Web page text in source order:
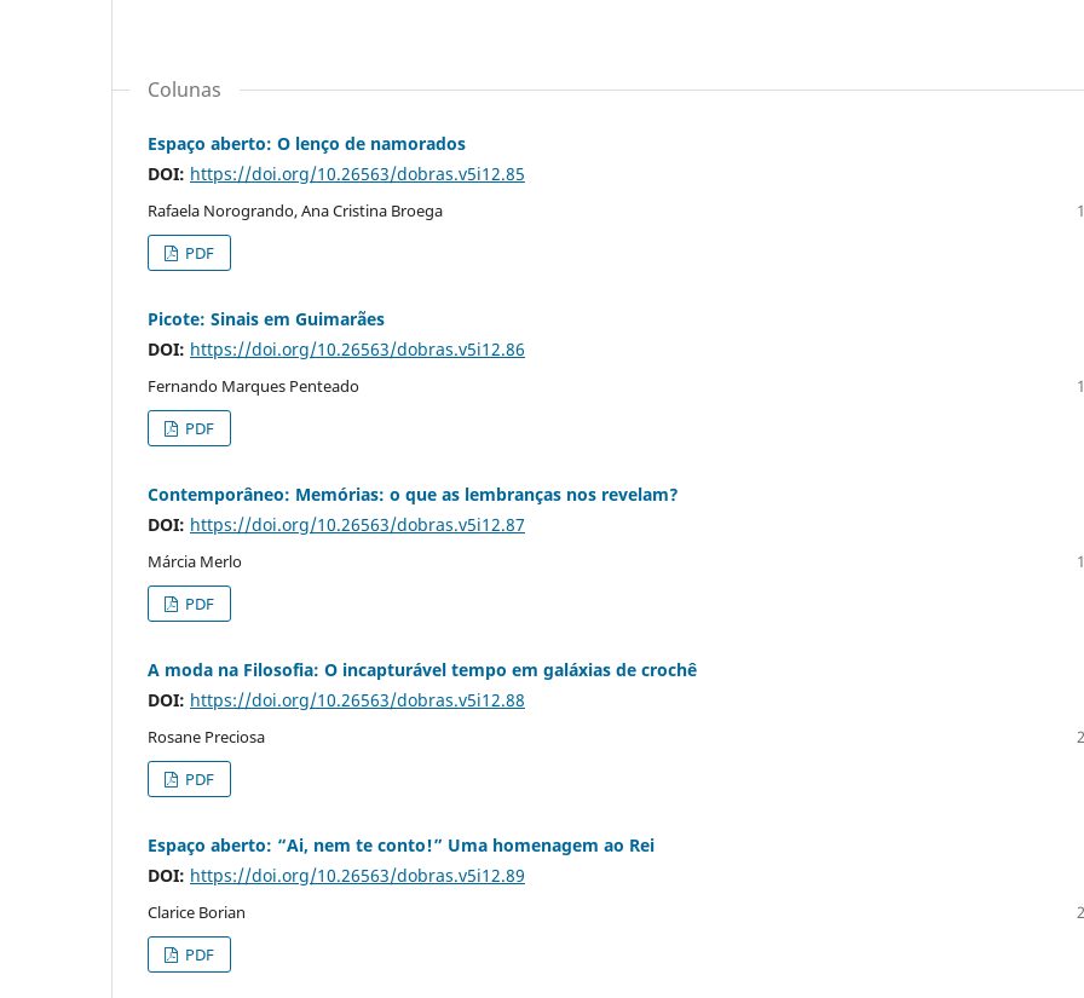
Colunas
Espaço aberto: O lenço de namorados
DOI: https://doi.org/10.26563/dobras.v5i12.85
Rafaela Norogrando, Ana Cristina Broega
PDF
Picote: Sinais em Guimarães
DOI: https://doi.org/10.26563/dobras.v5i12.86
Fernando Marques Penteado
PDF
Contemporâneo: Memórias: o que as lembranças nos revelam?
DOI: https://doi.org/10.26563/dobras.v5i12.87
Márcia Merlo
PDF
A moda na Filosofia: O incapturável tempo em galáxias de crochê
DOI: https://doi.org/10.26563/dobras.v5i12.88
Rosane Preciosa
PDF
Espaço aberto: “Ai, nem te conto!” Uma homenagem ao Rei
DOI: https://doi.org/10.26563/dobras.v5i12.89
Clarice Borian
PDF